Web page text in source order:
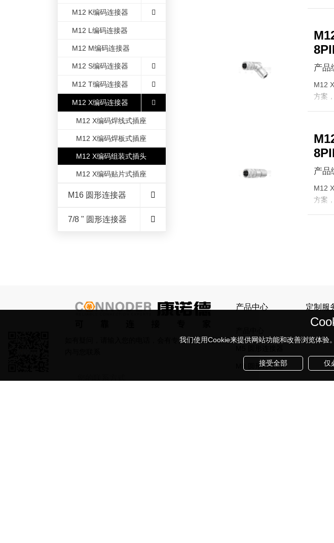
我们使用Cookie来提供网站功能和改善浏览体验
接受全部 仅
产品
M12
方案
产品
M12
方案
M12 K编码连接器
M12 L编码连接器
M12 M编码连接器
M12 S编码连接器
M12 T编码连接器
M12 X编码连接器
M12 X编码焊线式插座
M12 X编码焊板式插座
M12 X编码组装式插头
M12 X编码贴片式插座
M16 圆形连接器
7/8 " 圆形连接器
如有疑问，请输入您的电话，会有专人在24小时
产品中心
M8 圆形连接器
定制服